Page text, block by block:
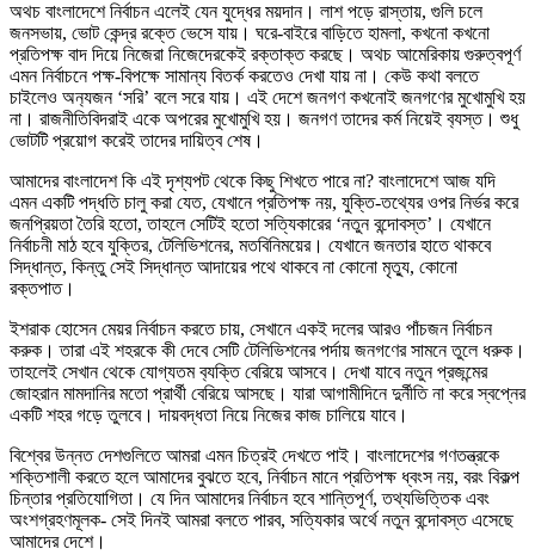
অথচ বাংলাদেশে নির্বাচন এলেই যেন যুদ্ধের ময়দান। লাশ পড়ে রাস্তায়, গুলি চলে
জনসভায়, ভোট কেন্দ্র রক্তে ভেসে যায়। ঘরে-বাইরে বাড়িতে হামলা, কখনো কখনো
প্রতিপক্ষ বাদ দিয়ে নিজেরা নিজেদেরকেই রক্তাক্ত করছে। অথচ আমেরিকায় গুরুত্বপূর্ণ
এমন নির্বাচনে পক্ষ-বিপক্ষে সামান্য বিতর্ক করতেও দেখা যায় না। কেউ কথা বলতে
চাইলেও অন‍্যজন ‘সরি’ বলে সরে যায়। এই দেশে জনগণ কখনোই জনগণের মুখোমুখি হয়
না। রাজনীতিবিদরাই একে অপরের মুখোমুখি হয়। জনগণ তাদের কর্ম নিয়েই ব‍্যস্ত। শুধু
ভোটটি প্রয়োগ করেই তাদের দায়িত্ব শেষ।
আমাদের বাংলাদেশ কি এই দৃশ্যপট থেকে কিছু শিখতে পারে না? বাংলাদেশে আজ যদি
এমন একটি পদ্ধতি চালু করা যেত, যেখানে প্রতিপক্ষ নয়, যুক্তি-তথ্যের ওপর নির্ভর করে
জনপ্রিয়তা তৈরি হতো, তাহলে সেটিই হতো সত্যিকারের ‘নতুন বন্দোবস্ত’। যেখানে
নির্বাচনী মাঠ হবে যুক্তির, টেলিভিশনের, মতবিনিময়ের। যেখানে জনতার হাতে থাকবে
সিদ্ধান্ত, কিন্তু সেই সিদ্ধান্ত আদায়ের পথে থাকবে না কোনো মৃত্যু, কোনো
রক্তপাত।
ইশরাক হোসেন মেয়র নির্বাচন করতে চায়, সেখানে একই দলের আরও পাঁচজন নির্বাচন
করুক। তারা এই শহরকে কী দেবে সেটি টেলিভিশনের পর্দায় জনগণের সামনে তুলে ধরুক।
তাহলেই সেখান থেকে যোগ্যতম ব‍্যক্তি বেরিয়ে আসবে। দেখা যাবে নতুন প্রজন্মের
জোহরান মামদানির মতো প্রার্থী বেরিয়ে আসছে। যারা আগামীদিনে দুর্নীতি না করে স্বপ্নের
একটি শহর গড়ে তুলবে। দায়বদ্ধতা নিয়ে নিজের কাজ চালিয়ে যাবে।
বিশ্বের উন্নত দেশগুলিতে আমরা এমন চিত্রই দেখতে পাই। বাংলাদেশের গণতন্ত্রকে
শক্তিশালী করতে হলে আমাদের বুঝতে হবে, নির্বাচন মানে প্রতিপক্ষ ধ্বংস নয়, বরং বিকল্প
চিন্তার প্রতিযোগিতা। যে দিন আমাদের নির্বাচন হবে শান্তিপূর্ণ, তথ্যভিত্তিক এবং
অংশগ্রহণমূলক- সেই দিনই আমরা বলতে পারব, সত্যিকার অর্থে নতুন বন্দোবস্ত এসেছে
আমাদের দেশে।